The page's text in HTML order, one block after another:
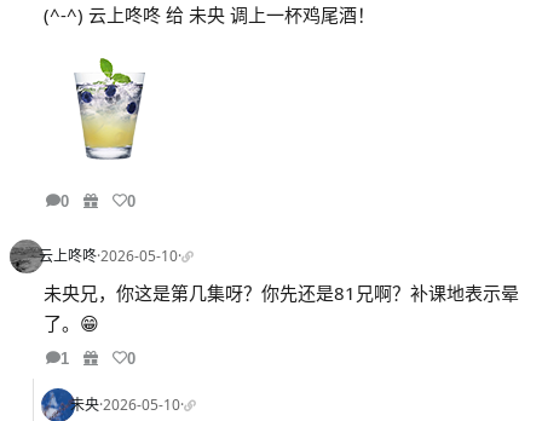
(^-^) 云上咚咚 给 未央 调上一杯鸡尾酒！
0 0
云上咚咚·2026-05-10·
未央兄，你这是第几集呀？你先还是81兄啊？补课地表示晕
了。😁
1 0
未央·2026-05-10·